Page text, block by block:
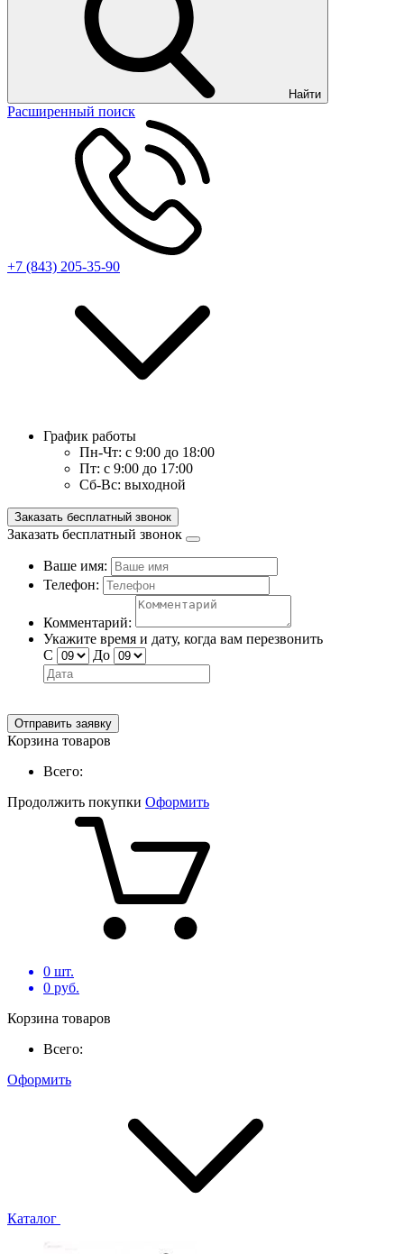
Найти
Расширенный поиск
+7 (843) 205-35-90
График работы
Пн-Чт: с 9:00 до 18:00
Пт: с 9:00 до 17:00
Сб-Вс: выходной
Заказать бесплатный звонок
Заказать бесплатный звонок
Ваше имя:
Телефон:
Комментарий:
Укажите время и дату, когда вам перезвонить
С
До
Отправить заявку
Корзина товаров
Всего:
Продолжить покупки Оформить
0 шт.
0 руб.
Корзина товаров
Всего:
Оформить
Каталог